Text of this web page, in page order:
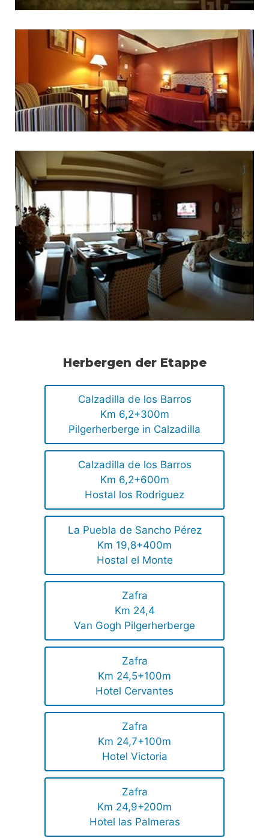
Herbergen der Etappe
Calzadilla de los Barros
Km 6,2+300m
Pilgerherberge in Calzadilla
Calzadilla de los Barros
Km 6,2+600m
Hostal los Rodriguez
La Puebla de Sancho Pérez
Km 19,8+400m
Hostal el Monte
Zafra
Km 24,4
Van Gogh Pilgerherberge
Zafra
Km 24,5+100m
Hotel Cervantes
Zafra
Km 24,7+100m
Hotel Victoria
Zafra
Km 24,9+200m
Hotel las Palmeras